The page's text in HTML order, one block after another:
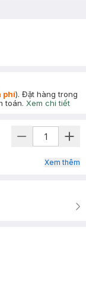
phí). Đặt hàng trong
toán. Xem chi tiết
Xem thêm